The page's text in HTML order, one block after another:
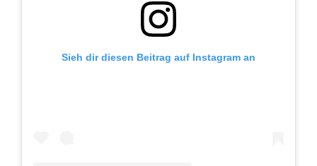
Sieh dir diesen Beitrag auf Instagram an